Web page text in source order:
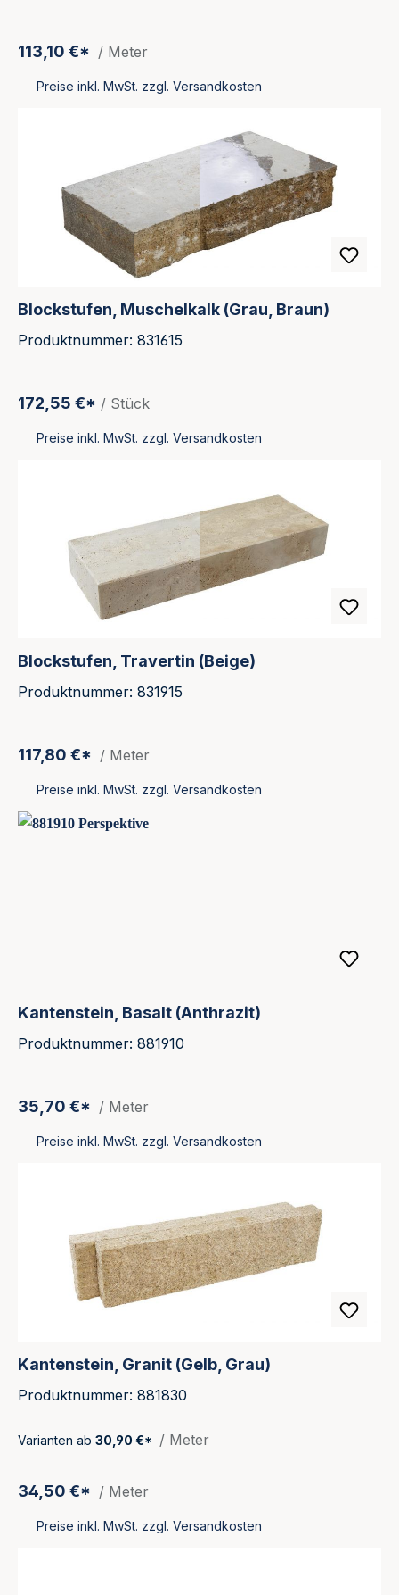
113,10 €* / Meter
Preise inkl. MwSt. zzgl. Versandkosten
Blockstufen, Muschelkalk (Grau, Braun)
Produktnummer: 831615
172,55 €* / Stück
Preise inkl. MwSt. zzgl. Versandkosten
Blockstufen, Travertin (Beige)
Produktnummer: 831915
117,80 €* / Meter
Preise inkl. MwSt. zzgl. Versandkosten
Kantenstein, Basalt (Anthrazit)
Produktnummer: 881910
35,70 €* / Meter
Preise inkl. MwSt. zzgl. Versandkosten
Kantenstein, Granit (Gelb, Grau)
Produktnummer: 881830
Varianten ab 30,90 €* / Meter
34,50 €* / Meter
Preise inkl. MwSt. zzgl. Versandkosten